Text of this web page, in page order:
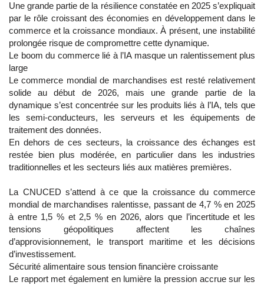
Une grande partie de la résilience constatée en 2025 s’expliquait
par le rôle croissant des économies en développement dans le
commerce et la croissance mondiaux. À présent, une instabilité
prolongée risque de compromettre cette dynamique.
Le boom du commerce lié à l’IA masque un ralentissement plus
large
Le commerce mondial de marchandises est resté relativement
solide au début de 2026, mais une grande partie de la
dynamique s’est concentrée sur les produits liés à l’IA, tels que
les semi-conducteurs, les serveurs et les équipements de
traitement des données.
En dehors de ces secteurs, la croissance des échanges est
restée bien plus modérée, en particulier dans les industries
traditionnelles et les secteurs liés aux matières premières.
La CNUCED s’attend à ce que la croissance du commerce
mondial de marchandises ralentisse, passant de 4,7 % en 2025
à entre 1,5 % et 2,5 % en 2026, alors que l’incertitude et les
tensions géopolitiques affectent les chaînes
d’approvisionnement, le transport maritime et les décisions
d’investissement.
Sécurité alimentaire sous tension financière croissante
Le rapport met également en lumière la pression accrue sur les